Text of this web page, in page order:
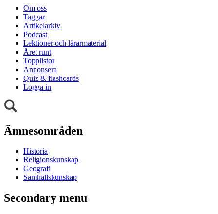
Om oss
Taggar
Artikelarkiv
Podcast
Lektioner och lärarmaterial
Året runt
Topplistor
Annonsera
Quiz & flashcards
Logga in
Ämnesområden
Historia
Religionskunskap
Geografi
Samhällskunskap
Secondary menu